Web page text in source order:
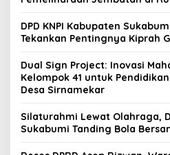
DPD KNPI Kabupaten
Tekankan Pentingnya Kiprah
Dual Sign Project: Inovasi
Kelompok 41 untuk
Desa Sirnamekar
Silaturahmi Lewat Olahraga,
Sukabumi Tanding Bola